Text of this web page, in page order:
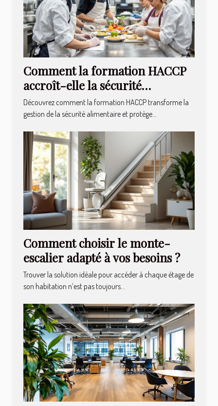
Comment la formation HACCP
accroît-elle la sécurité
alimentaire ?
Découvrez comment la formation HACCP transforme la
gestion de la sécurité alimentaire et protège...
Comment choisir le monte-
escalier adapté à vos besoins ?
Trouver la solution idéale pour accéder à chaque étage de
son habitation n’est pas toujours...